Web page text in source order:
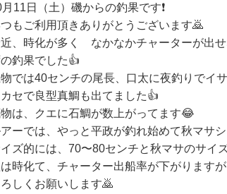
月11日（土）磯からの釣果です❗️
もご利用頂きありがとうございます🙇
、時化が多く なかなかチャーターが出
釣果でした👍
物では40センチの尾長、口太に夜釣りでイ
セで良型真鯛も出てました👍
物は、クエに石鯛が数上がってます😂
アーでは、やっと平政が釣れ始めて秋マサ
ズ的には、70〜80センチと秋マサのサイ
時化て、チャーター出船率が下がりますが
しくお願いします🙇